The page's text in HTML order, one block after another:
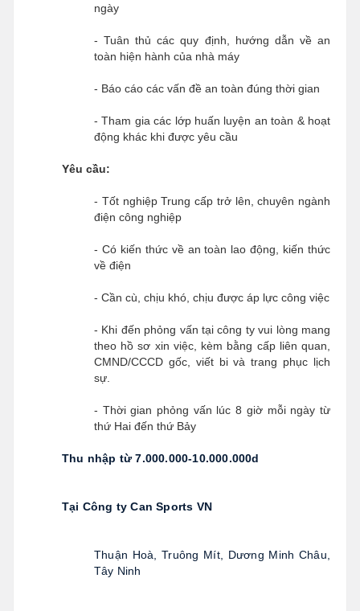
ngày
- Tuân thủ các quy định, hướng dẫn về an
toàn hiện hành của nhà máy
- Báo cáo các vấn đề an toàn đúng thời gian
- Tham gia các lớp huấn luyện an toàn & hoạt
động khác khi được yêu cầu
Yêu cầu:
- Tốt nghiệp Trung cấp trở lên, chuyên ngành
điện công nghiệp
- Có kiến thức về an toàn lao động, kiến thức
về điện
- Cần cù, chịu khó, chịu được áp lực công việc
- Khi đến phỏng vấn tại công ty vui lòng mang
theo hồ sơ xin việc, kèm bằng cấp liên quan,
CMND/CCCD gốc, viết bi và trang phục lịch
sự.
- Thời gian phỏng vấn lúc 8 giờ mỗi ngày từ
thứ Hai đến thứ Bảy
Thu nhập từ 7.000.000-10.000.000d
Tại Công ty Can Sports VN
Thuận Hoà, Truông Mít, Dương Minh Châu,
Tây Ninh